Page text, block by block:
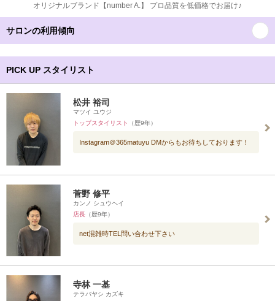
オリジナルブランド【number A.】 プロ品質を低価格でお届け♪
サロンの利用傾向
PICK UP スタイリスト
松井 裕司
マツイ ユウジ
トップスタイリスト
（歴9年）
Instagram＠365matuyu DMからもお待ちしております！
菅野 修平
カンノ シュウヘイ
店長 （歴9年）
net混雑時TEL問い合わせ下さい
寺林 一基
テラバヤシ カズキ